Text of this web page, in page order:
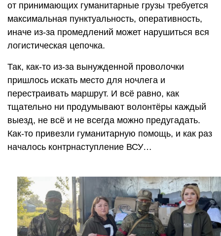
от принимающих гуманитарные грузы требуется
максимальная пунктуальность, оперативность,
иначе из-за промедлений может нарушиться вся
логистическая цепочка.
Так, как-то из-за вынужденной проволочки
пришлось искать место для ночлега и
перестраивать маршрут. И всё равно, как
тщательно ни продумывают волонтёры каждый
выезд, не всё и не всегда можно предугадать.
Как-то привезли гуманитарную помощь, и как раз
началось контрнаступление ВСУ…